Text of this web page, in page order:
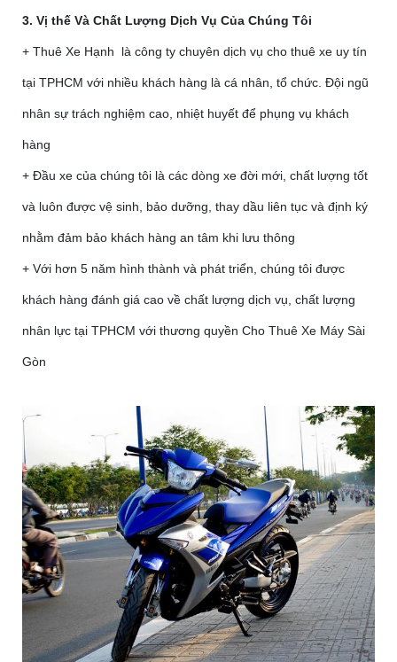
3. Vị thế Và Chất Lượng Dịch Vụ Của Chúng Tôi
+ Thuê Xe Hạnh là công ty chuyên dịch vụ cho thuê xe uy tín
tại TPHCM với nhiều khách hàng là cá nhân, tổ chức. Đội ngũ
nhân sự trách nghiệm cao, nhiệt huyết để phụng vụ khách
hàng
+ Đầu xe của chúng tôi là các dòng xe đời mới, chất lượng tốt
và luôn được vệ sinh, bảo dưỡng, thay dầu liên tục và định ký
nhằm đảm bảo khách hàng an tâm khi lưu thông
+ Với hơn 5 năm hình thành và phát triển, chúng tôi được
khách hàng đánh giá cao về chất lượng dịch vụ, chất lượng
nhân lực tại TPHCM với thương quyền Cho Thuê Xe Máy Sài
Gòn